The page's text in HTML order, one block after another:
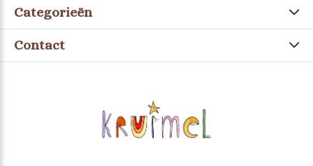
Categorieën
Contact